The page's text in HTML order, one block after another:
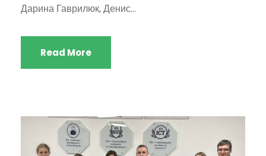
Дарина Гаврилюк, Денис...
Read More